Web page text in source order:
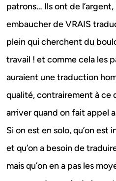
patrons… Ils ont de
embaucher de VRAIS
plein qui cherchent du
travail ! et comme cela les
auraient une traduction
qualité, contrairement à ce
arriver quand on fait appel
Si on est en solo, qu’on est
et qu’on a besoin de
mais qu’on en a pas les